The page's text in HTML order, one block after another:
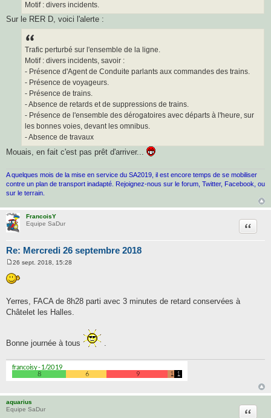
Motif : divers incidents.
Sur le RER D, voici l'alerte :
Trafic perturbé sur l'ensemble de la ligne.
Motif : divers incidents, savoir :
- Présence d'Agent de Conduite parlants aux commandes des trains.
- Présence de voyageurs.
- Présence de trains.
- Absence de retards et de suppressions de trains.
- Présence de l'ensemble des dérogatoires avec départs à l'heure, sur
les bonnes voies, devant les omnibus.
- Absence de travaux
Mouais, en fait c'est pas prêt d'arriver...
A quelques mois de la mise en service du SA2019, il est encore temps de se mobiliser
contre un plan de transport inadapté. Rejoignez-nous sur le forum, Twitter, Facebook, ou
sur le terrain.
FrancoisY
Equipe SaDur
Re: Mercredi 26 septembre 2018
e
s
g
e
26 sept. 2018, 15:28
Yerres, FACA de 8h28 parti avec 3 minutes de retard conservées à
Châtelet les Halles.
Bonne journée à tous
aquarius
Equipe SaDur